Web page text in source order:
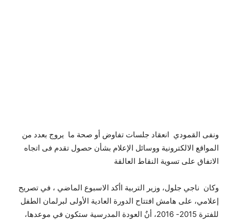
ونفى القمودي انعقاد جلسات تفاوض أو صحة ما يروج بعدد من
المواقع الالكترونية ووسائل الإعلام بشأن حصول تقدم فى اتجاه
الاتفاق على تسوية النقاط العالقة
وكان ناجي جلول، وزير التربية اأكد الاسبوع الماضي ، في تصريح
إعلامي، على هامش افتتاح الدورة العادية الأولى لبرلمان الطفل
للفترة 2015- 2016، أنٌ العودة المدرسية ستكون في موعدها،